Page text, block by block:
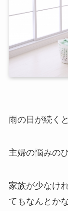
雨の日が続く
主婦の悩みの
家族が少なけ
てもなんとか